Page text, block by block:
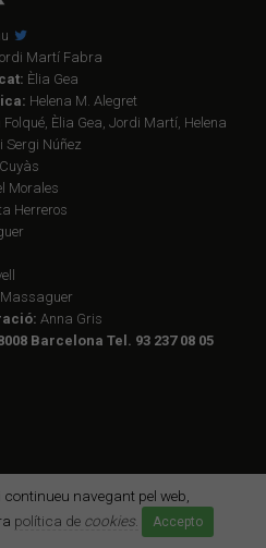
continueu navegant pel web,
política de cookies. Accepto
Martí Fabra
Èlia Gea
Helena M. Alegret
Èlia Gea, Jordi Martí, Helena
Sergi Núñez
Morales
Herreros
Massaguer
Anna Gris
Barcelona Tel. 93 237 08 05